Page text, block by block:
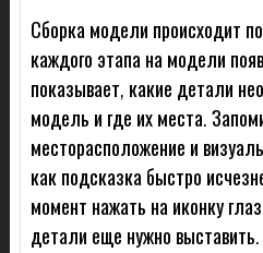
Сборка модели происходит
каждого этапа на модели
показывает, какие детали
модель и где их места.
месторасположение и
как подсказка быстро
момент нажать на иконку
детали еще нужно выставить.